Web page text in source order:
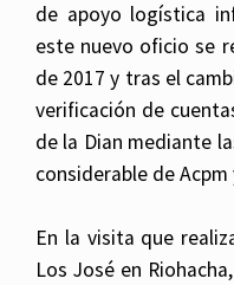
de apoyo logística
este nuevo oficio se
de 2017 y tras el
verificación de
de la Dian mediante
considerable de Acpm
En la visita que
Los José en